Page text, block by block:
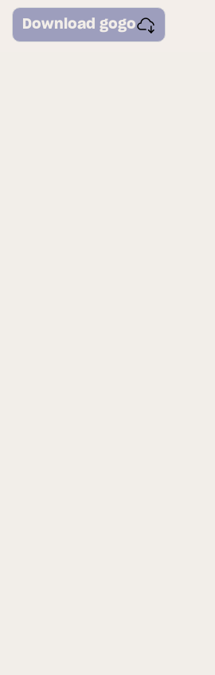
Download gogo